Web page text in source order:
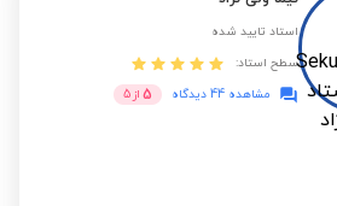
استاد تایید شده
سطح استاد:
مشاهده 44 دیدگاه
5 از 5